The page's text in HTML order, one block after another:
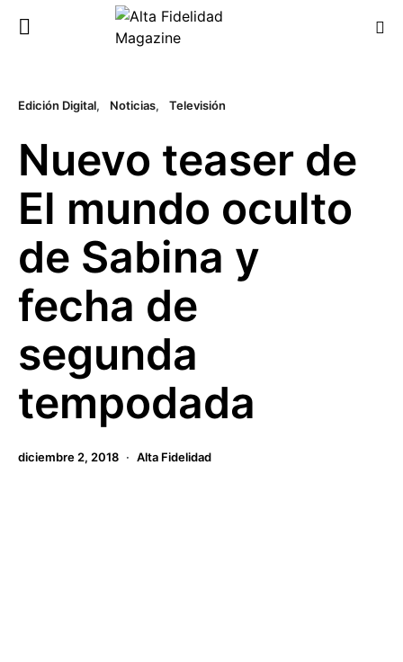
Edición Digital Noticias Televisión
Nuevo teaser de
El mundo oculto
de Sabina y
fecha de
segunda
tempodada
diciembre 2, 2018 Alta Fidelidad